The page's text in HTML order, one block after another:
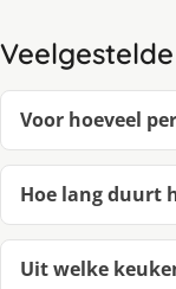
Voor hoeveel
Hoe lang duurt
Uit welke